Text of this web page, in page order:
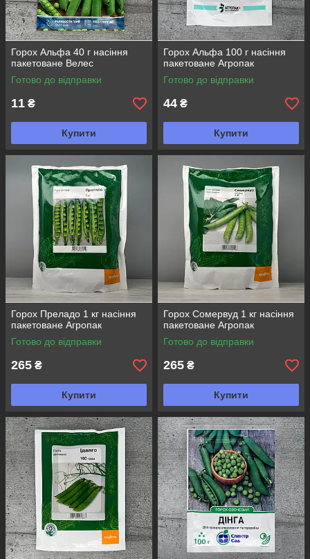
Горох Альфа 40 г насіння
пакетоване Велес
Готово до відправки
11 ₴
Купити
Горох Альфа 100 г насіння
пакетоване Агропак
Готово до відправки
44 ₴
Купити
Горох Преладо 1 кг насіння
пакетоване Агропак
Готово до відправки
265 ₴
Купити
Горох Сомервуд 1 кг насіння
пакетоване Агропак
Готово до відправки
265 ₴
Купити